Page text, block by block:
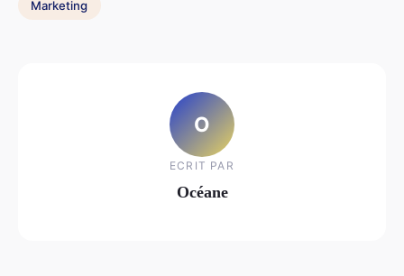
Marketing
O
ECRIT PAR
Océane